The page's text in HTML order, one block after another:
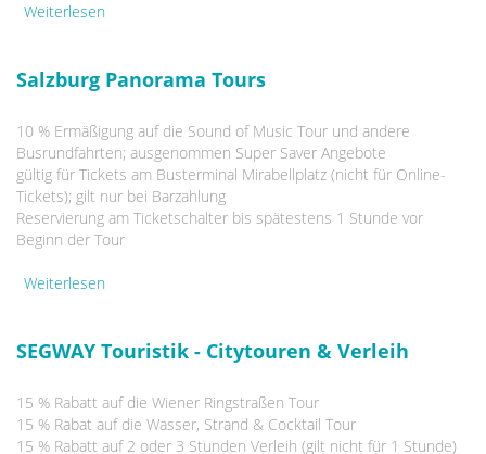
Weiterlesen
Salzburg Panorama Tours
10 % Ermäßigung auf die Sound of Music Tour und andere
Busrundfahrten; ausgenommen Super Saver Angebote
gültig für Tickets am Busterminal Mirabellplatz (nicht für Online-
Tickets); gilt nur bei Barzahlung
Reservierung am Ticketschalter bis spätestens 1 Stunde vor
Beginn der Tour
Weiterlesen
SEGWAY Touristik - Citytouren & Verleih
15 % Rabatt auf die Wiener Ringstraßen Tour
15 % Rabat auf die Wasser, Strand & Cocktail Tour
15 % Rabatt auf 2 oder 3 Stunden Verleih (gilt nicht für 1 Stunde)